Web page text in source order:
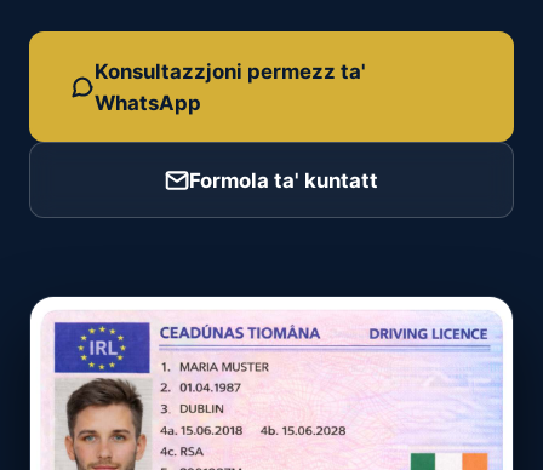
Konsultazzjoni permezz ta'
WhatsApp
Formola ta' kuntatt